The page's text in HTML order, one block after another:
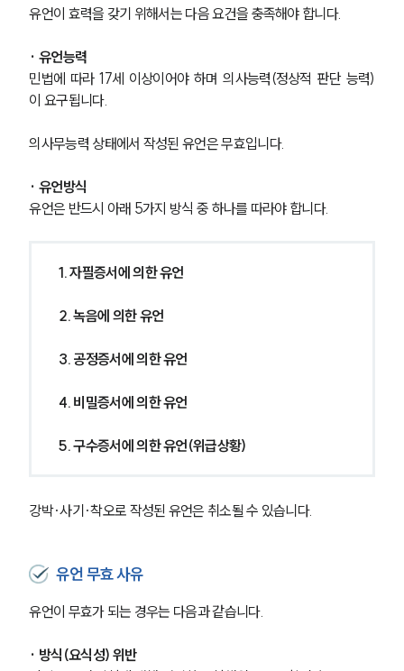
유언이 효력을 갖기 위해서는 다음 요건을 충족해야 합니다.
· 유언능력
민법에 따라 17세 이상이어야 하며 의사능력(정상적 판단 능력)
이 요구됩니다.
의사무능력 상태에서 작성된 유언은 무효입니다.
· 유언방식
유언은 반드시 아래 5가지 방식 중 하나를 따라야 합니다.
1. 자필증서에 의한 유언
2. 녹음에 의한 유언
3. 공정증서에 의한 유언
4. 비밀증서에 의한 유언
5. 구수증서에 의한 유언(위급상황)
강박·사기·착오로 작성된 유언은 취소될 수 있습니다.
유언 무효 사유
유언이 무효가 되는 경우는 다음과 같습니다.
· 방식(요식성) 위반